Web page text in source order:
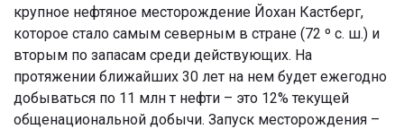
крупное нефтяное месторождение Йохан Кастберг,
которое стало самым северным в стране (72 º с. ш.) и
вторым по запасам среди действующих. На
протяжении ближайших 30 лет на нем будет ежегодно
добываться по 11 млн т нефти – это 12% текущей
общенациональной добычи. Запуск месторождения –